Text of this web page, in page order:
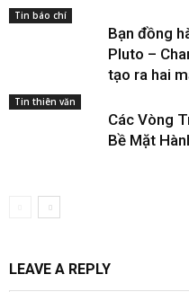
Tin báo chí
Bạn đồng
Pluto –
tạo ra hai
Tin thiên văn
Các Vòng
Bề Mặt
LEAVE A REPLY